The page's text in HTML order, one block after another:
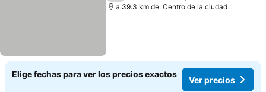
a 39.3 km de: Centro de la ciudad
Elige fechas para ver los precios exactos
Ver precios